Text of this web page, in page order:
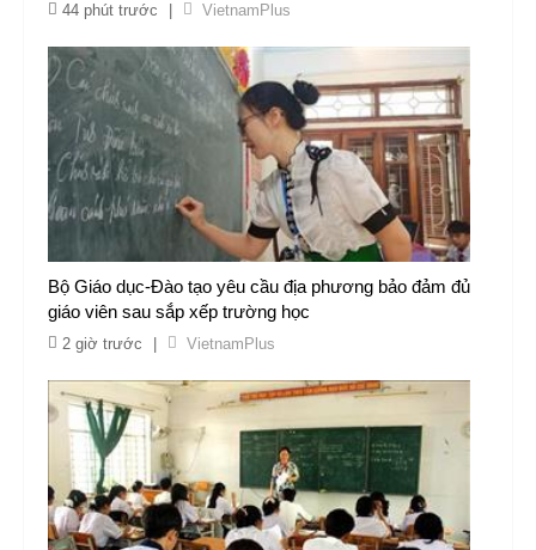
44 phút trước VietnamPlus
Bộ Giáo dục-Đào tạo yêu cầu địa phương bảo đảm đủ
giáo viên sau sắp xếp trường học
2 giờ trước VietnamPlus